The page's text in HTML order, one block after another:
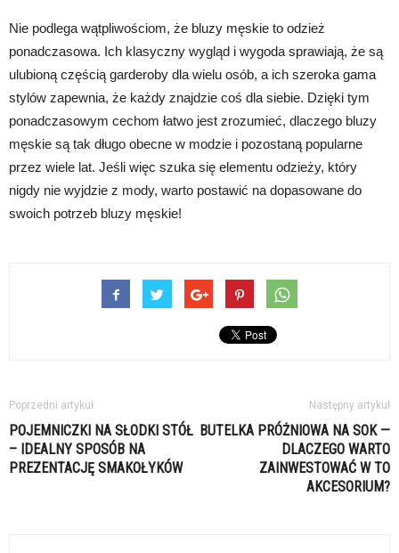
Nie podlega wątpliwościom, że bluzy męskie to odzież
ponadczasowa. Ich klasyczny wygląd i wygoda sprawiają, że są
ulubioną częścią garderoby dla wielu osób, a ich szeroka gama
stylów zapewnia, że każdy znajdzie coś dla siebie. Dzięki tym
ponadczasowym cechom łatwo jest zrozumieć, dlaczego bluzy
męskie są tak długo obecne w modzie i pozostaną popularne
przez wiele lat. Jeśli więc szuka się elementu odzieży, który
nigdy nie wyjdzie z mody, warto postawić na dopasowane do
swoich potrzeb bluzy męskie!
Poprzedni artykuł
POJEMNICZKI NA SŁODKI STÓŁ
– IDEALNY SPOSÓB NA
PREZENTACJĘ SMAKOŁYKÓW
Następny artykuł
BUTELKA PRÓŻNIOWA NA SOK —
DLACZEGO WARTO
ZAINWESTOWAĆ W TO
AKCESORIUM?